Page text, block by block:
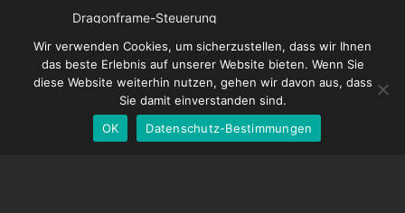
Dragonframe-Steuerung
DDMX-512
DMC-32
EOS LV-Korrekturkappe
Wir verwenden Cookies, um sicherzustellen, dass wir Ihnen
das beste Erlebnis auf unserer Website bieten. Wenn Sie
diese Website weiterhin nutzen, gehen wir davon aus, dass
Sie damit einverstanden sind.
OK
Datenschutz-Bestimmungen
German
English
Spanish
French